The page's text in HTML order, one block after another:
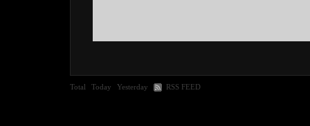
Total Today Yesterday RSS FEED